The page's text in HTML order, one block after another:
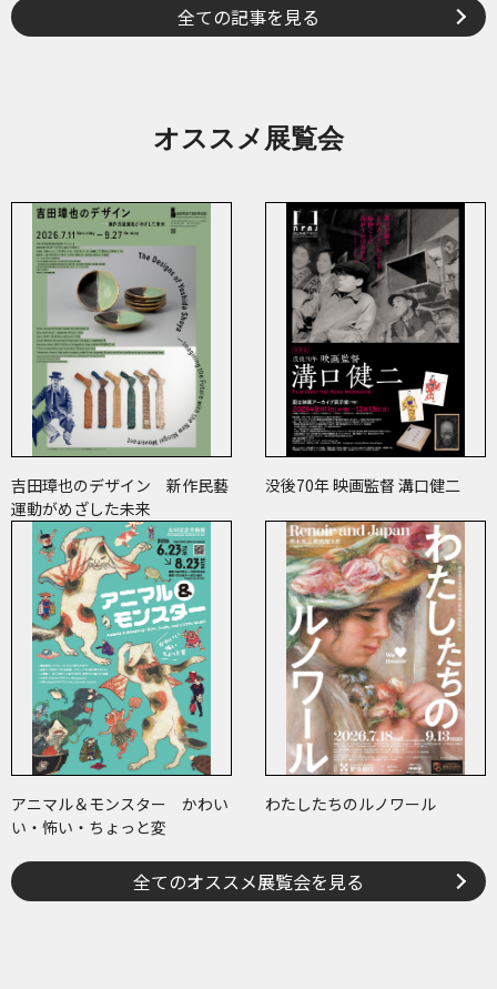
全ての記事を見る
オススメ展覧会
吉田璋也のデザイン 新作民藝
運動がめざした未来
没後70年 映画監督 溝口健二
アニマル＆モンスター かわい
い・怖い・ちょっと変
わたしたちのルノワール
全てのオススメ展覧会を見る